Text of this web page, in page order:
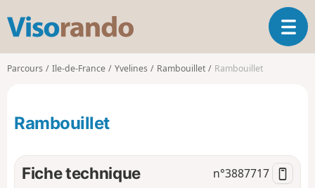
s
o
O
u
a
v
Parcours Ile-de-France Yvelines Rambouillet Rambouillet
Rambouillet
Fiche technique n°3887717